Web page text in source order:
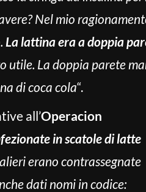
Nel mio
La lattina era a doppia
utile. La doppia parete
di coca cola“.
all’Operacion
in scatole di latte
erano contrassegnate
dati nomi in codice: